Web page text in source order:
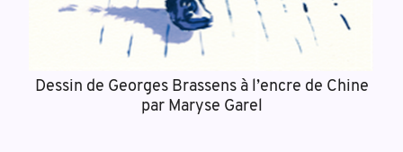
Dessin de Georges Brassens à l’encre de Chine
par Maryse Garel